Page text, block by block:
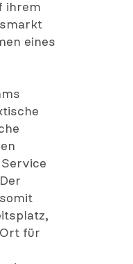
ihrem
eines
für